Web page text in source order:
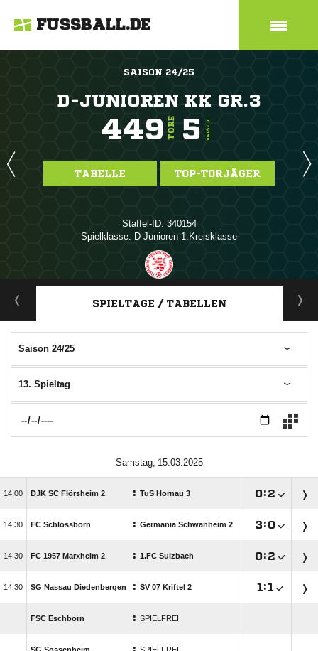
FUSSBALL.DE
SAISON 24/25
D-JUNIOREN KK GR.3
449 TORE 5 TORE/SPIEL
TABELLE TOP-TORJÄGER
Staffel-ID: 340154
Spielklasse: D-Junioren 1.Kreisklasse
ANZEIGE
SPIELTAGE / TABELLEN
Saison 24/25
13. Spieltag
 
 DJK SC Flörsheim 2 : TuS Hornau 3 :
 FC Schlossborn : Germania Schwanheim 2 :
 FC 1957 Marxheim 2 : 1.FC Sulzbach :
 SG Nassau Diedenbergen : SV 07 Kriftel 2  :
FSC Eschborn : SPIELFREI